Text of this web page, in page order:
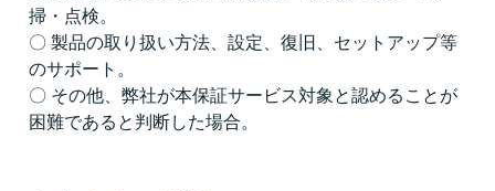
掃・点検。
〇 製品の取り扱い方法、設定、復旧、セットアップ等
のサポート。
〇 その他、弊社が本保証サービス対象と認めることが
困難であると判断した場合。